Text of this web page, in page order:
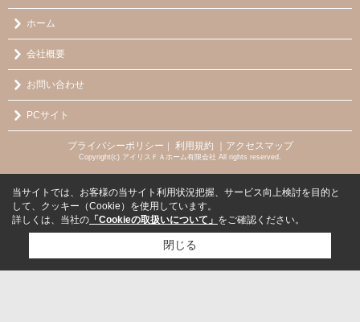
ホーム
会社概要
お問い合わせ
PCサイト
プライバシーポリシー ｜ 利用規約 ｜アクセスマップ
Copyright(c) アイリスＦＡホーム有限会社 All rights reserved.
当サイトでは、お客様の当サイト利用状況把握、サービス向上検討を目的と
して、クッキー（Cookie）を使用しています。
詳しくは、当社の 「Cookieの取扱いについて」 をご確認ください。
閉じる